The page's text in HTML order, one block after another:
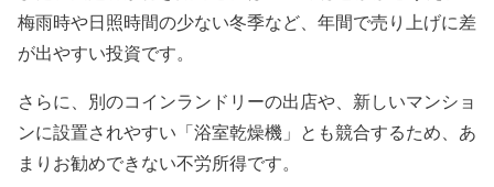
梅雨時や日照時間の少ない冬季など、年間で売り上げに差
が出やすい投資です。
さらに、別のコインランドリーの出店や、新しいマンショ
ンに設置されやすい「浴室乾燥機」とも競合するため、あ
まりお勧めできない不労所得です。